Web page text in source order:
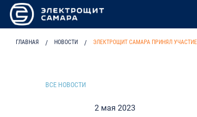
ГЛАВНАЯ / НОВОСТИ / ЭЛЕКТРОЩИТ САМАРА ПРИНЯЛ
ВСЕ НОВОСТИ
2 мая 2023